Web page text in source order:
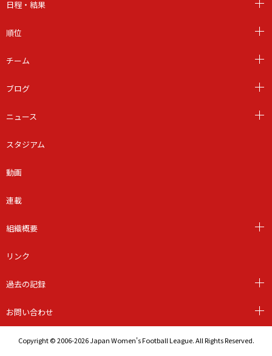
日程・結果
順位
チーム
ブログ
ニュース
スタジアム
動画
連載
組織概要
リンク
過去の記録
お問い合わせ
Copyright © 2006-2026 Japan Women's Football League. All Rights Reserved.